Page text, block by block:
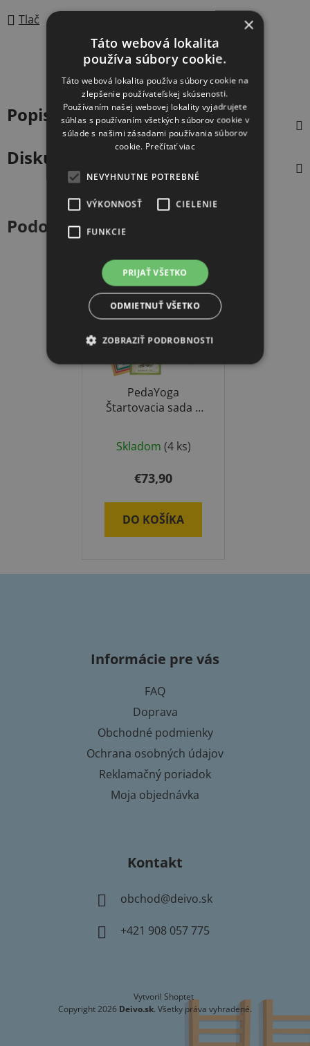
Tlač
Popis
Diskusia
Podobné produkty
PedaYoga
Štartovacia sada –
Skladom (4 ks)
€73,90
DO KOŠÍKA
Informácie pre vás
FAQ
Doprava
Obchodné podmienky
Ochrana osobných údajov
Reklamačný poriadok
Moja objednávka
Kontakt
obchod@deivo.sk
+421 908 057 775
Vytvoril Shoptet
Copyright 2026 Deivo.sk. Všetky práva vyhradené.
×
Táto webová lokalita
používa súbory cookie.
Táto webová lokalita používa súbory cookie na
zlepšenie používateľskej skúsenosti.
Používaním našej webovej lokality vyjadrujete
súhlas s používaním všetkých súborov cookie v
súlade s našimi zásadami používania súborov
cookie. Prečítať viac
NEVYHNUTNE POTREBNÉ
VÝKONNOSŤ CIELENIE
FUNKCIE
PRIJAŤ VŠETKO
ODMIETNUŤ VŠETKO
ZOBRAZIŤ PODROBNOSTI